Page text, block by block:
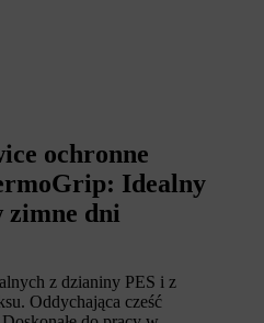
ochronne
Idealny
dni
z dzianiny PES i z
Oddychająca cześć